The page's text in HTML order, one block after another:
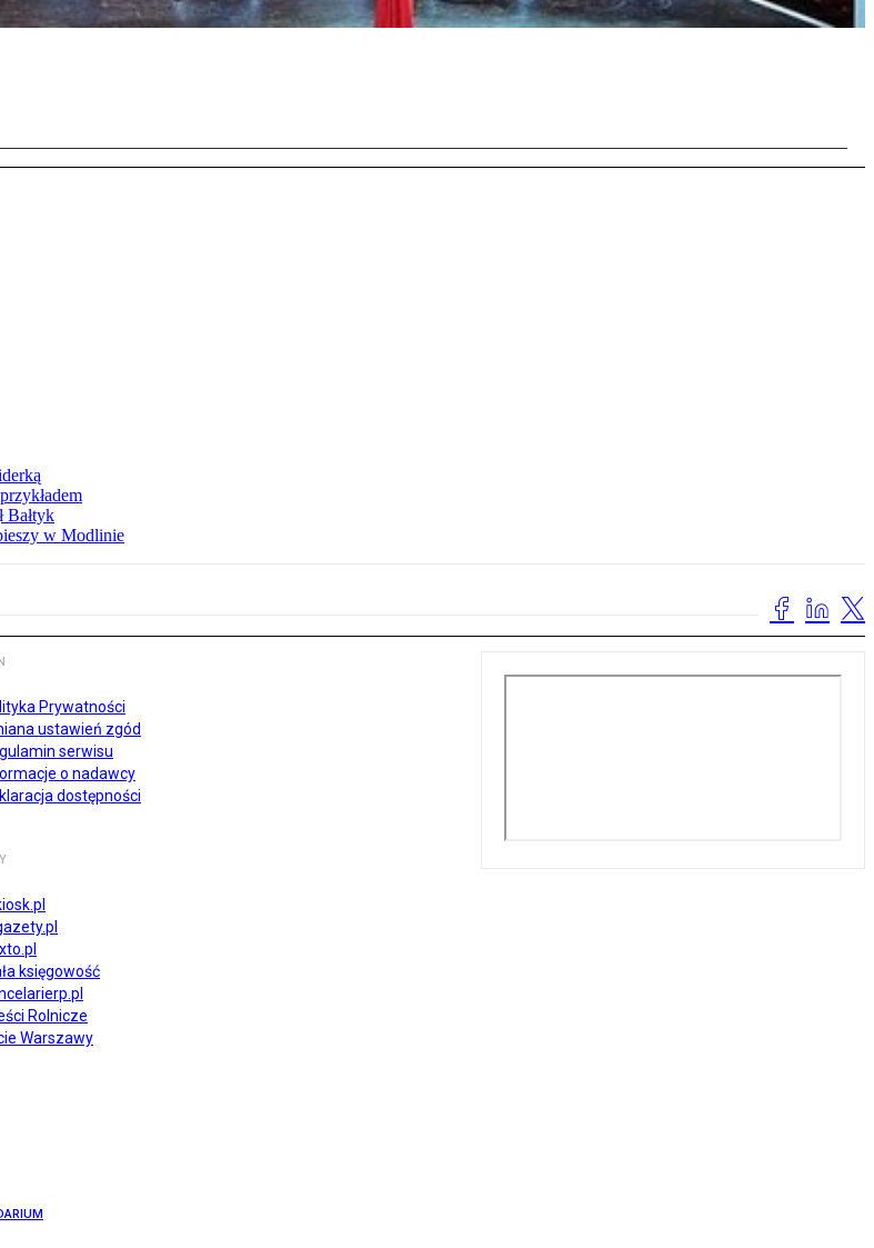
Bałtyk
w Modlinie
Prywatności
ustawień zgód
serwisu
o nadawcy
dostępności
księgowość
Rolnicze
Warszawy